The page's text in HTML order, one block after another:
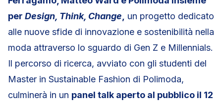
per Design, Think, Change
un progetto dedicato
alle nuove sfide di innovazione e sostenibilità nella
moda attraverso lo sguardo di Gen Z e Millennials.
Il percorso di ricerca, avviato con gli studenti del
Master in Sustainable Fashion di Polimoda,
culminerà in un panel talk aperto al pubblico il 12